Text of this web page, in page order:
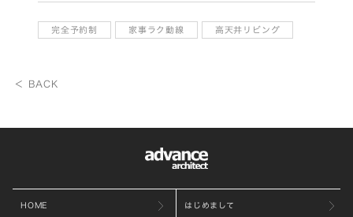
完全予約制 家事ラク動線 高天井リビング
＜ BACK
HOME はじめまして